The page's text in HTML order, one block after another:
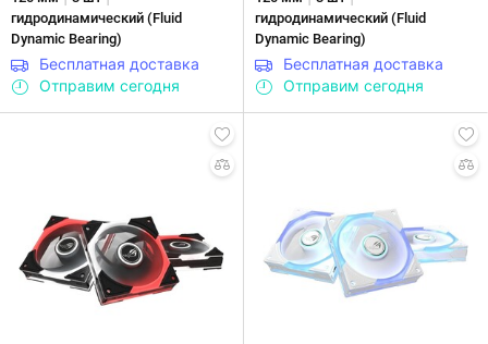
гидродинамический (Fluid
Dynamic Bearing)
Бесплатная доставка
Отправим сегодня
гидродинамический (Fluid
Dynamic Bearing)
Бесплатная доставка
Отправим сегодня